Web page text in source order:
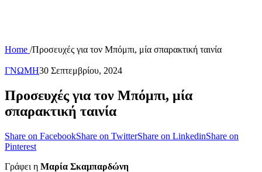
Home /Προσευχές για τον Μπόμπι, μία σπαρακτική ταινία
ΓΝΩΜΗ30 Σεπτεμβρίου, 2024
Προσευχές για τον Μπόμπι, μία
σπαρακτική ταινία
Share on FacebookShare on TwitterShare on LinkedinShare on
Pinterest
Γράφει η Μαρία Σκαμπαρδώνη